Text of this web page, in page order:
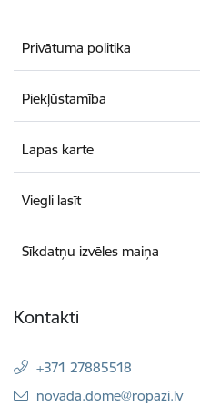
Privātuma politika
Piekļūstamība
Lapas karte
Viegli lasīt
Sīkdatņu izvēles maiņa
Kontakti
+371 27885518
E-pasts:
novada.dome@ropazi.lv